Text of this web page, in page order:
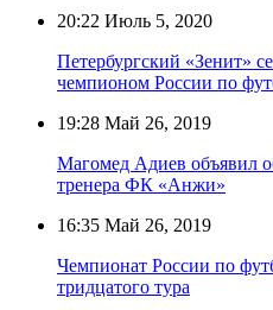
20:22 Июль 5, 2020
Петербургский «Зенит»
чемпионом России по
19:28 Май 26, 2019
Магомед Адиев объявил
тренера ФК «Анжи»
16:35 Май 26, 2019
Чемпионат России по
тридцатого тура